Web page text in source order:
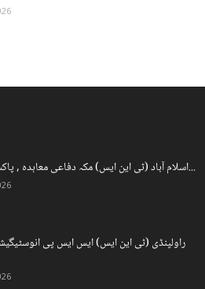
اسلام آباد (ٹی این ایس) مکہ دفاعی معاہدہ , پاکستان جوہری...
راولپنڈی (ٹی این ایس) ایس ایس پی